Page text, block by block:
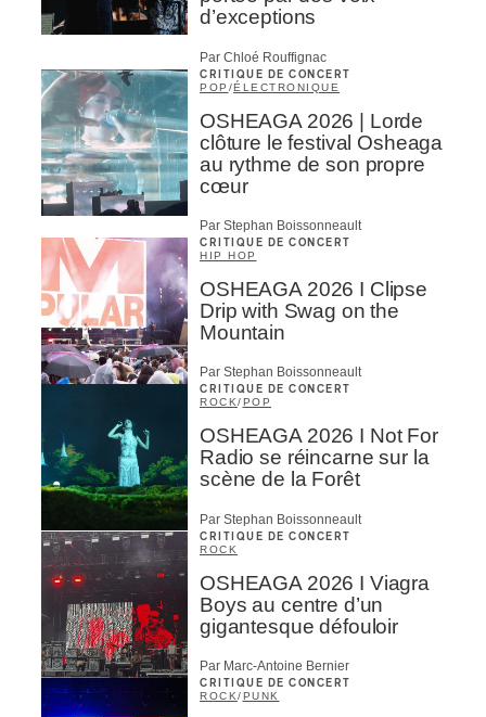
d’exceptions
Par Chloé Rouffignac
CRITIQUE DE CONCERT
POP /ÉLECTRONIQUE
OSHEAGA 2026 | Lorde
clôture le festival Osheaga
au rythme de son propre
cœur
Par Stephan Boissonneault
CRITIQUE DE CONCERT
HIP HOP
OSHEAGA 2026 I Clipse
Drip with Swag on the
Mountain
Par Stephan Boissonneault
CRITIQUE DE CONCERT
ROCK/ POP
OSHEAGA 2026 I Not For
Radio se réincarne sur la
scène de la Forêt
Par Stephan Boissonneault
CRITIQUE DE CONCERT
ROCK
OSHEAGA 2026 I Viagra
Boys au centre d’un
gigantesque défouloir
Par Marc-Antoine Bernier
CRITIQUE DE CONCERT
ROCK/PUNK